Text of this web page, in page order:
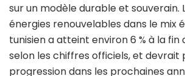
sur un modèle durable et souverain.
énergies renouvelables dans le mix
tunisien a atteint environ 6 % à la fin
selon les chiffres officiels, et devrait
progression dans les prochaines